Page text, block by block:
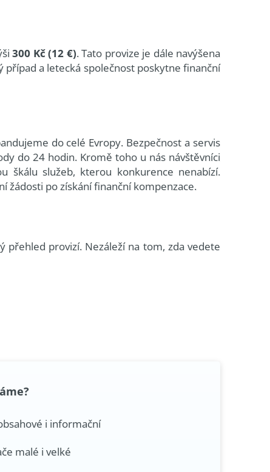
300 Kč (12 €). Tato provize je dále navýšena
případ a letecká společnost poskytne finanční
do celé Evropy. Bezpečnost a servis
do 24 hodin. Kromě toho u nás návštěvníci
škálu služeb, kterou konkurence nenabízí.
žádosti po získání finanční kompenzace.
přehled provizí. Nezáleží na tom, zda vedete
i informační
malé i velké